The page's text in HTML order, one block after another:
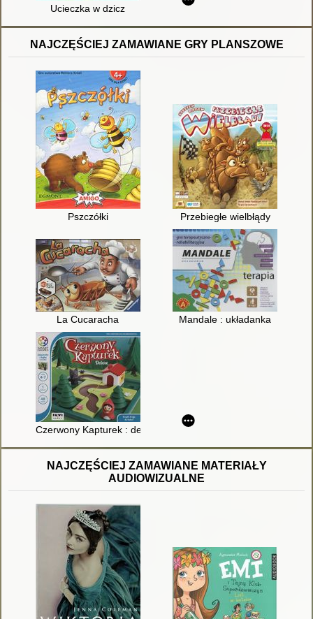
Ucieczka w dzicz
NAJCZĘŚCIEJ ZAMAWIANE GRY PLANSZOWE
Pszczółki Przebiegłe wielbłądy
La Cucaracha Mandale : układanka
Czerwony Kapturek : deluxe
NAJCZĘŚCIEJ ZAMAWIANE MATERIAŁY
AUDIOWIZUALNE